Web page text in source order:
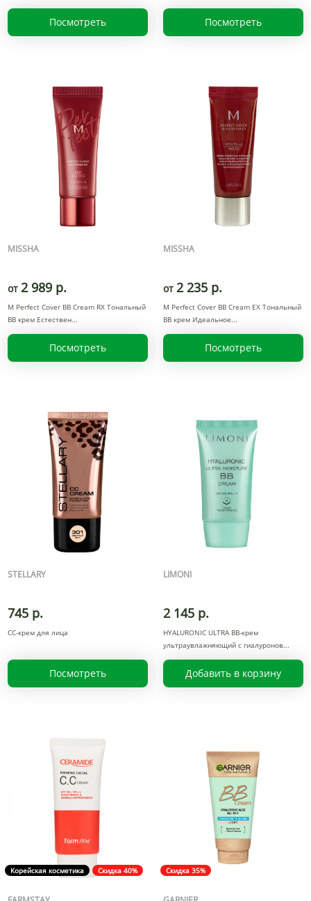
Посмотреть Посмотреть
MISSHA
от 2 989 р.
М Perfect Cover BB Cream RХ Тональный
BB крем Естествен
Посмотреть
MISSHA
от 2 235 р.
М Perfect Cover BB Cream EX Тональный
BB крем Идеальное
Посмотреть
STELLARY
745 р.
СС-крем для лица
Посмотреть
LIMONI
2 145 р.
HYALURONIC ULTRA BB-крем
ультраувлажняющий с гиалуронов
Добавить в корзину
Корейская косметика Скидка 40% Скидка 35%